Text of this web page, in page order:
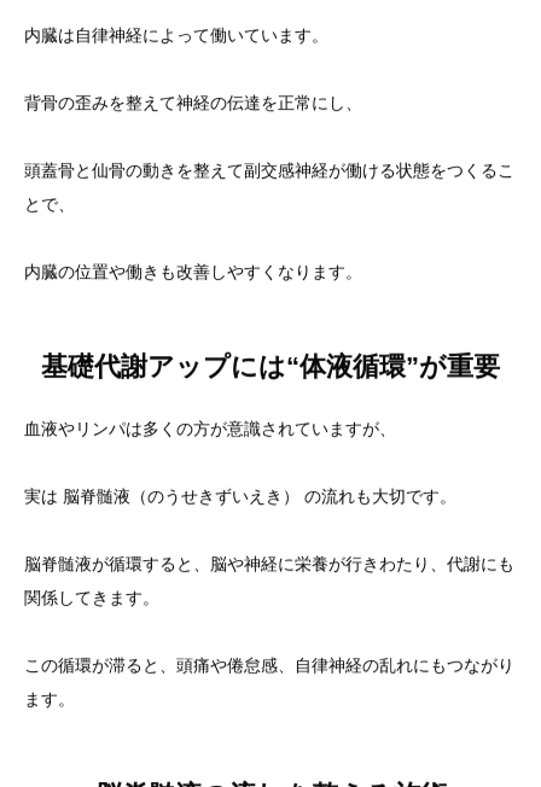
内臓は自律神経によって働いています。
背骨の歪みを整えて神経の伝達を正常にし、
頭蓋骨と仙骨の動きを整えて副交感神経が働ける状態をつくるこ
とで、
内臓の位置や働きも改善しやすくなります。
基礎代謝アップには“体液循環”が重要
血液やリンパは多くの方が意識されていますが、
実は 脳脊髄液（のうせきずいえき） の流れも大切です。
脳脊髄液が循環すると、脳や神経に栄養が行きわたり、代謝にも
関係してきます。
この循環が滞ると、頭痛や倦怠感、自律神経の乱れにもつながり
ます。